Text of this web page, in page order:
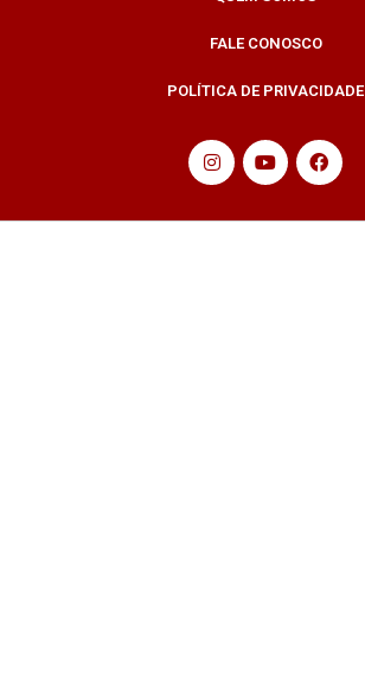
FALE CONOSCO
POLÍTICA DE PRIVACIDADE